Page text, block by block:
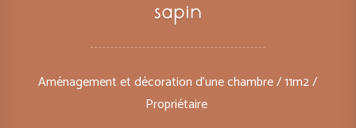
sapin
Aménagement et décoration d’une chambre / 11m2 /
Propriétaire